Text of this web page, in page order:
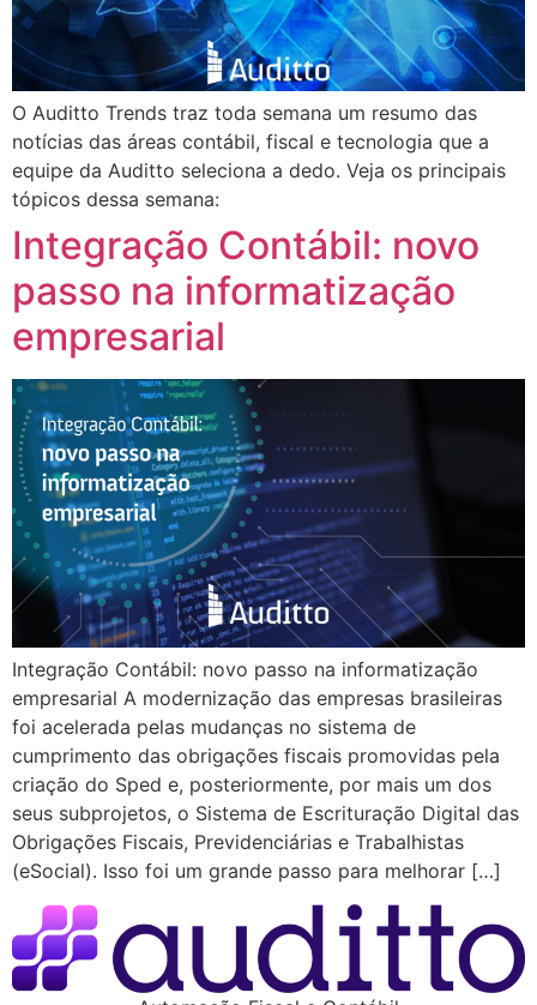
O Auditto Trends traz toda semana um resumo das
notícias das áreas contábil, fiscal e tecnologia que a
equipe da Auditto seleciona a dedo. Veja os principais
tópicos dessa semana:
Integração Contábil: novo
passo na informatização
empresarial
​​​​​​​Integração Contábil: novo passo na informatização
empresarial A modernização das empresas brasileiras
foi acelerada pelas mudanças no sistema de
cumprimento das obrigações fiscais promovidas pela
criação do Sped e, posteriormente, por mais um dos
seus subprojetos, o Sistema de Escrituração Digital das
Obrigações Fiscais, Previdenciárias e Trabalhistas
(eSocial). Isso foi um grande passo para melhorar […]